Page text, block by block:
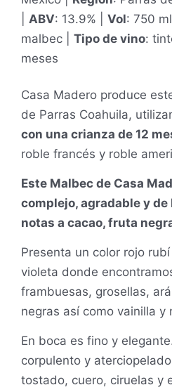
ABV: 13.9% | Vol: 750
malbec | Tipo de vino:
meses
Casa Madero produce
de Parras Coahuila,
con una crianza de 12
roble francés y roble
Este Malbec de Casa
complejo, agradable y de
notas a cacao, fruta
Presenta un color rojo
violeta donde
frambuesas, grosellas,
negras así como vainilla y
En boca es fino y
corpulento y
tostado, cuero, ciruelas y